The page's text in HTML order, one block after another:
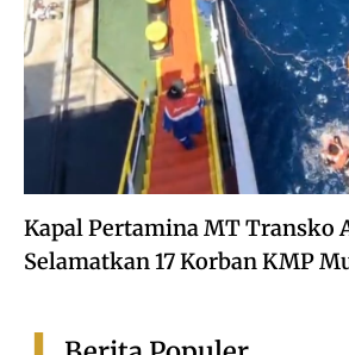
Kapal Pertamina MT Transko
Selamatkan 17 Korban KMP